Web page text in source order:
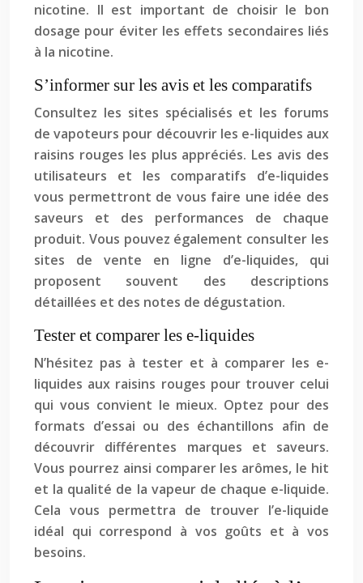
nicotine. Il est important de choisir le bon
dosage pour éviter les effets secondaires liés
à la nicotine.
S’informer sur les avis et les comparatifs
Consultez les sites spécialisés et les forums
de vapoteurs pour découvrir les e-liquides aux
raisins rouges les plus appréciés. Les avis des
utilisateurs et les comparatifs d’e-liquides
vous permettront de vous faire une idée des
saveurs et des performances de chaque
produit. Vous pouvez également consulter les
sites de vente en ligne d’e-liquides, qui
proposent souvent des descriptions
détaillées et des notes de dégustation.
Tester et comparer les e-liquides
N’hésitez pas à tester et à comparer les e-
liquides aux raisins rouges pour trouver celui
qui vous convient le mieux. Optez pour des
formats d’essai ou des échantillons afin de
découvrir différentes marques et saveurs.
Vous pourrez ainsi comparer les arômes, le hit
et la qualité de la vapeur de chaque e-liquide.
Cela vous permettra de trouver l’e-liquide
idéal qui correspond à vos goûts et à vos
besoins.